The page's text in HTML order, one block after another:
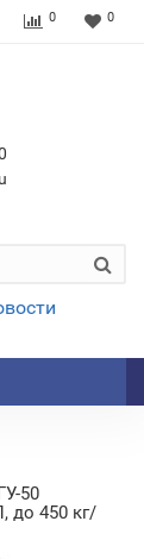
0 0
50
до 450 кг/